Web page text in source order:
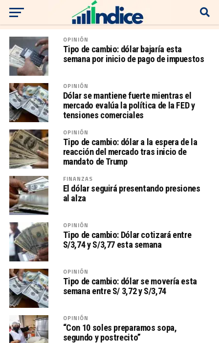
OPINIÓN
Tipo de cambio: dólar bajaría esta
semana por inicio de pago de impuestos
OPINIÓN
Dólar se mantiene fuerte mientras el
mercado evalúa la política de la FED y
tensiones comerciales
OPINIÓN
Tipo de cambio: dólar a la espera de la
reacción del mercado tras inicio de
mandato de Trump
FINANZAS
El dólar seguirá presentando presiones
al alza
OPINIÓN
Tipo de cambio: Dólar cotizará entre
S/3,74 y S/3,77 esta semana
OPINIÓN
Tipo de cambio: dólar se movería esta
semana entre S/ 3,72 y S/3,74
OPINIÓN
“Con 10 soles preparamos sopa,
segundo y postrecito”